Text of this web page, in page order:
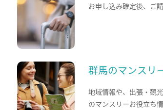
お申し込み確定後、ご
群馬のマンスリ
地域情報や、出張・観
のマンスリーお役立ち